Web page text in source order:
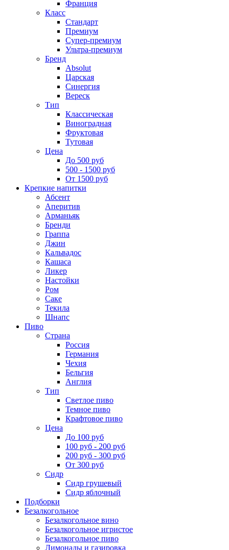
Франция
Класс
Стандарт
Премиум
Супер-премиум
Ультра-премиум
Бренд
Absolut
Царская
Синергия
Вереск
Тип
Классическая
Виноградная
Фруктовая
Тутовая
Цена
До 500 руб
500 - 1500 руб
От 1500 руб
Крепкие напитки
Абсент
Аперитив
Арманьяк
Бренди
Граппа
Джин
Кальвадос
Кашаса
Ликер
Настойки
Ром
Саке
Текила
Шнапс
Пиво
Страна
Россия
Германия
Чехия
Бельгия
Англия
Тип
Светлое пиво
Темное пиво
Крафтовое пиво
Цена
До 100 руб
100 руб - 200 руб
200 руб - 300 руб
От 300 руб
Сидр
Сидр грушевый
Сидр яблочный
Подборки
Безалкогольное
Безалкогольное вино
Безалкогольное игристое
Безалкогольное пиво
Лимонады и газировка